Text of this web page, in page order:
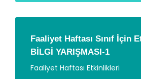
Faaliyet Haftası Sınıf İçin
BİLGİ YARIŞMASI-1
Faaliyet Haftası Etkinlikleri